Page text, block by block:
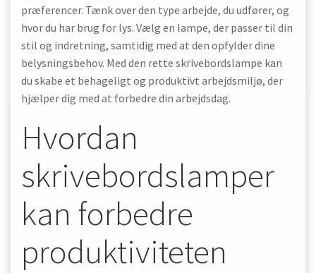
præferencer. Tænk over den type arbejde, du udfører, og
hvor du har brug for lys. Vælg en lampe, der passer til din
stil og indretning, samtidig med at den opfylder dine
belysningsbehov. Med den rette skrivebordslampe kan
du skabe et behageligt og produktivt arbejdsmiljø, der
hjælper dig med at forbedre din arbejdsdag.
Hvordan
skrivebordslamper
kan forbedre
produktiviteten